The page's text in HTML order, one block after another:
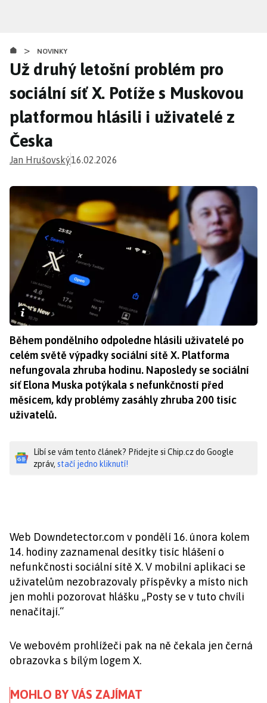
obsahu
> NOVINKY
Už druhý letošní problém pro
sociální síť X. Potíže s Muskovou
platformou hlásili i uživatelé z
Česka
Jan Hrušovský16.02.2026
Během pondělního odpoledne hlásili uživatelé po
celém světě výpadky sociální sítě X. Platforma
nefungovala zhruba hodinu. Naposledy se sociální
síť Elona Muska potýkala s nefunkčností před
měsícem, kdy problémy zasáhly zhruba 200 tisíc
uživatelů.
Líbí se vám tento článek? Přidejte si Chip.cz do Google
zpráv, stačí jedno kliknutí!
Web Downdetector.com v pondělí 16. února kolem
14. hodiny zaznamenal desítky tisíc hlášení o
nefunkčnosti sociální sítě X. V mobilní aplikaci se
uživatelům nezobrazovaly příspěvky a místo nich
jen mohli pozorovat hlášku „Posty se v tuto chvíli
nenačítají.“
Ve webovém prohlížeči pak na ně čekala jen černá
obrazovka s bílým logem X.
MOHLO BY VÁS ZAJÍMAT